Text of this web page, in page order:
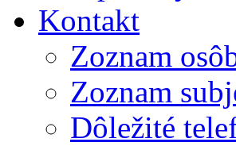
Kontakt
Zoznam
Zoznam
Dôležité